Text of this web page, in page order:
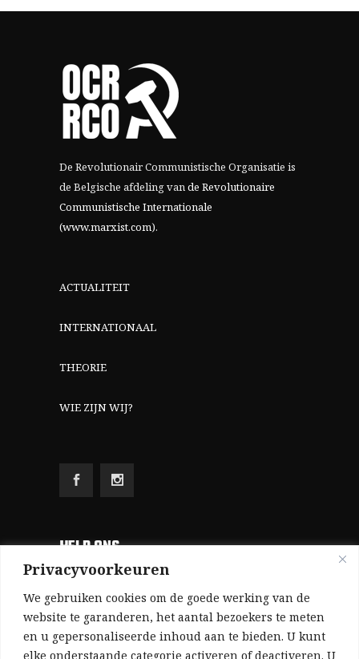
Privacyvoorkeuren
We gebruiken cookies om de goede werking van de
website te garanderen, het aantal bezoekers te meten
en u gepersonaliseerde inhoud aan te bieden. U kunt
elke onderstaande categorie activeren of deactiveren. U
De Revolutionair Communistische Organisatie is
de Belgische afdeling vande Revolutionaire
Communistische Internationale
(www.marxist.com).
ACTUALITEIT
INTERNATIONAAL
THEORIE
WIE ZIJN WIJ?
HELP ONS
Aangezien we volledig zelf gefinancierd zijn
(zonder subsidies, zonder commerciële
advertenties en zonder rijke sponsors), zijn we
voor de publicatie van ons tijdschrift uitsluitend